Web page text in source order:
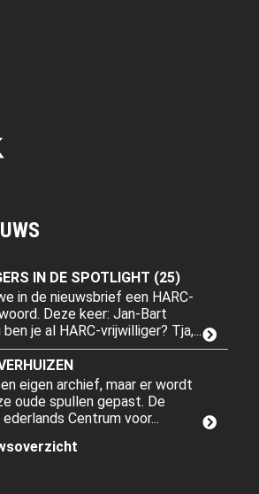
IN DE SPOTLIGHT (25)
in de nieuwsbrief een HARC-
Deze keer: Jan-Bart
je al HARC-vrijwilliger? Tja,...
eigen archief, maar er wordt
oude spullen gepast. De
Centrum voor...